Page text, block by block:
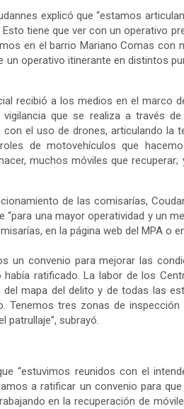
explicó que “estamos
Esto tiene que ver con un operativo
en el barrio Mariano Comas
un operativo itinerante en distintos
recibió a los medios en el marco
vigilancia que se realiza a través
con el uso de drones, articulando la
de motovehículos que
muchos móviles que
de las comisarías,
“para una mayor operatividad y un
en la página web del MPA o
un convenio para mejorar las
ratificado. La labor de los
mapa del delito y de todas las
Tenemos tres zonas de
patrullaje”, subrayó.
“estuvimos reunidos con el
a ratificar un convenio para
en la recuperación de